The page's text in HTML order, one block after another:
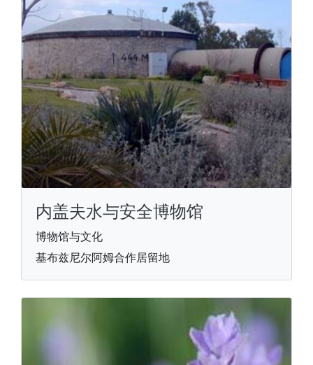
内盖夫水与安全博物馆
博物馆与文化
基布兹尼尔阿姆合作居留地